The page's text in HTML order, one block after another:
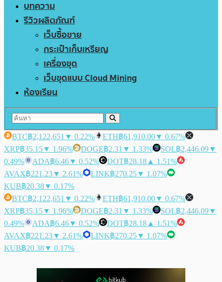
บทความ
รีวิวผลิตภัณฑ์
เว็บซื้อขาย
กระเป๋าเก็บเหรียญ
เครื่องขุด
เว็บขุดแบบ Cloud Mining
ห้องเรียน
BTC฿2,122,651 ▼ 0.22% ETH฿61,910.00▼ 0.67%
XRP฿35.15▼ 1.96% DOGE฿2.31 ▼ 1.33% SOL฿2,446.09▼
0.49%
ADA฿6.46▼ 0.52% DOT฿28.18 ▲ 1.51%
AVAX฿221.23▼ 2.61% LINK฿270.25▼ 1.07%
KUB฿20.38▼ 0.17%
BTC฿2,122,651 ▼ 0.22% ETH฿61,910.00▼ 0.67%
XRP฿35.15▼ 1.96% DOGE฿2.31 ▼ 1.33% SOL฿2,446.09▼
0.49%
ADA฿6.46▼ 0.52% DOT฿28.18 ▲ 1.51%
AVAX฿221.23▼ 2.61% LINK฿270.25▼ 1.07%
KUB฿20.38▼ 0.17%